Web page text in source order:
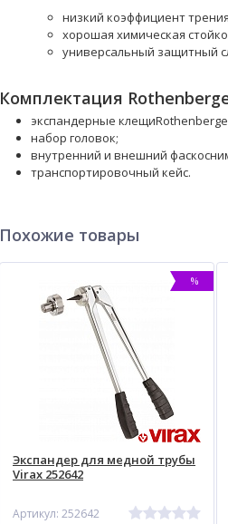
низкий коэффициент
хорошая химическая
универсальный защитный
Комплектация
экспандерные
набор головок;
внутренний и внешний
транспортировочный кейс.
Похожие товары
%
Экспандер для медной трубы
Virax 252642
Артикул: 252642